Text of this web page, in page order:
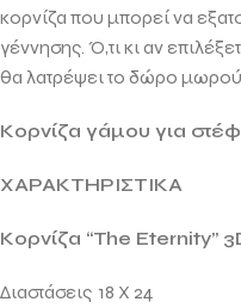
κορνίζα που μπορεί να
γέννησης. Ό,τι κι αν
θα λατρέψει το δώρο
Κορνίζα γάμου για
ΧΑΡΑΚΤΗΡΙΣΤΙΚΑ
Κορνίζα “The Eternity”
Διαστάσεις 18 Χ 24